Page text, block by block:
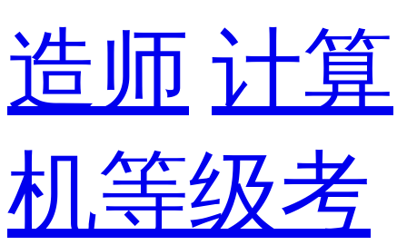
造师 计算
机等级考